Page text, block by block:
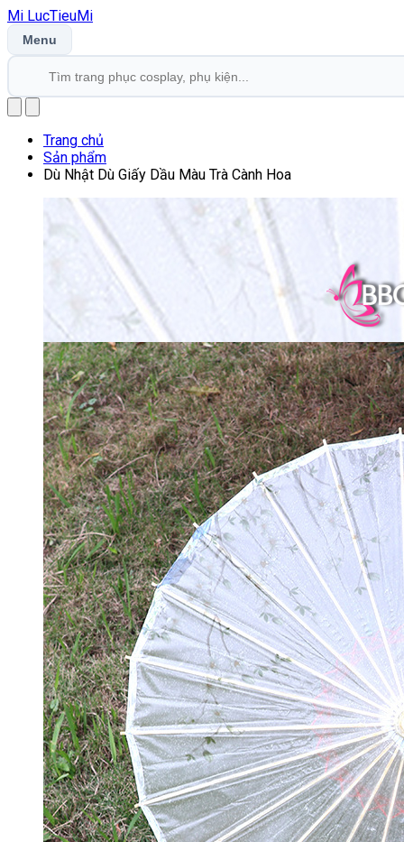
Mi LucTieuMi
Menu
Trang chủ
Sản phẩm
Dù Nhật Dù Giấy Dầu Màu Trà Cành Hoa